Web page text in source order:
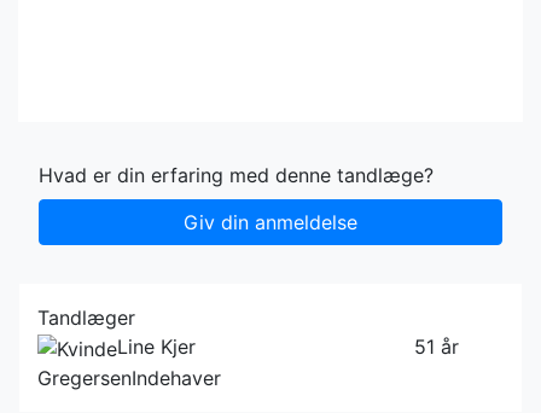
Hvad er din erfaring med denne tandlæge?
Giv din anmeldelse
Tandlæger
Line Kjer
GregersenIndehaver
51 år